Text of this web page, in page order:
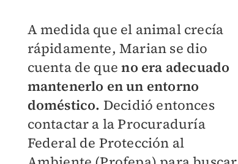
A medida que el animal crecía
rápidamente, Marian se dio
cuenta de queno era adecuado
mantenerlo en un entorno
doméstico. Decidió entonces
contactar a la Procuraduría
Federal de Protección al